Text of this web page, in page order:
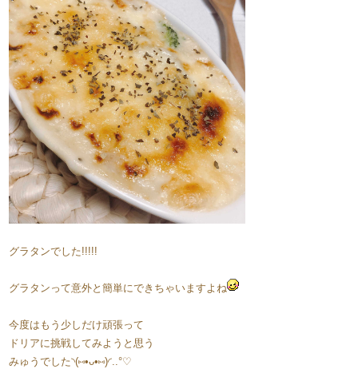
グラタンでした!!!!!
グラタンって意外と簡単にできちゃいますよね
今度はもう少しだけ頑張って
ドリアに挑戦してみようと思う
みゅうでした◝(⑅•ᴗ•⑅)◜..°♡